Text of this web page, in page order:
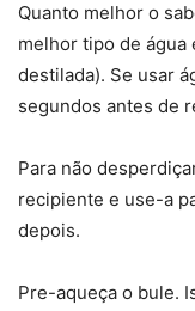
Quanto melhor o
melhor tipo de água
destilada). Se usar
segundos antes de
Para não
recipiente e use-a
depois.
Pre-aqueça o bule.